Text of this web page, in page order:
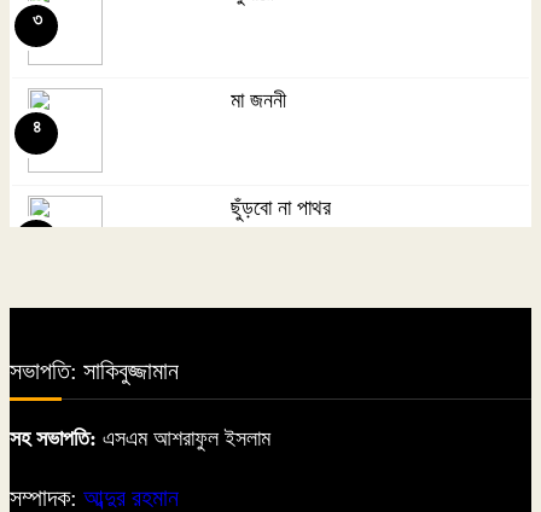
৮
৯
৩
মা জননী
৪
ছুঁড়বো না পাথর
৫
কাল আচার্য প্রফুল্ল চন্দ্র রায়ের ১৬৫তম
সৃষ্টিতে আজও বেঁচে আছে বাংলা ও মানবতা
৭
সভাপতি: সাকিবুজ্জামান
সহ সভাপতি: এসএম আশরাফুল ইসলাম
সম্পাদক: আব্দুর রহমান